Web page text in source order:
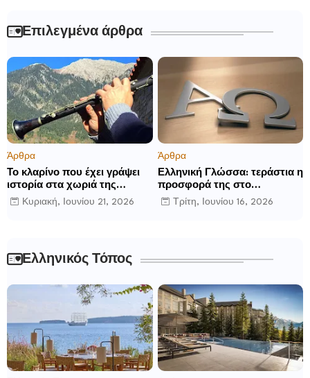
Επιλεγμένα άρθρα
Άρθρα
Το κλαρίνο που έχει γράψει
ιστορία στα χωριά της
Ρούμελης
Κυριακή, Ιουνίου 21, 2026
Άρθρα
Ελληνική Γλώσσα: τεράστια η
προσφορά της στο
παγκόσμιο γίγνεσθαι.
Τρίτη, Ιουνίου 16, 2026
Ελληνικός Τόπος